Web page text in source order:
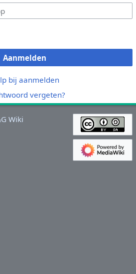
Aanmelden
bij aanmelden
vergeten?
Wiki